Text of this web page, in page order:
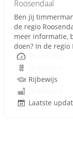
Roosendaal
Ben jij
de regio
meer informatie,
doen? In de regio
Rijbewijs
Laatste